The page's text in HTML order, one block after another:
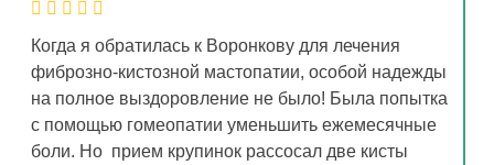
Когда я обратилась к Воронкову для лечения
фиброзно-кистозной мастопатии, особой надежды
на полное выздоровление не было! Была попытка
с помощью гомеопатии уменьшить ежемесячные
боли. Но прием крупинок рассосал две кисты